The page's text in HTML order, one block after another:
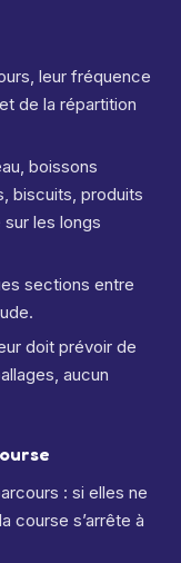
leur fréquence
de la répartition
boissons
biscuits, produits
les longs
sections entre
doit prévoir de
aucun
: si elles ne
course s’arrête à